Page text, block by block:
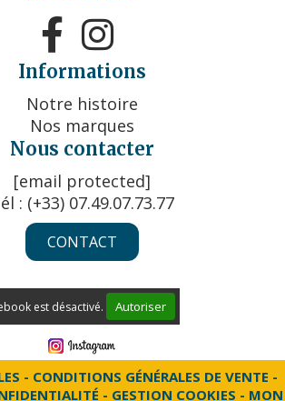
 
Informations
Notre histoire
Nos marques
Nous contacter
[email protected]
: (+33) 07.49.07.73.77
CONTACT
est désactivé. Autoriser
CONDITIONS GÉNÉRALES DE VENTE
GESTION COOKIES MON